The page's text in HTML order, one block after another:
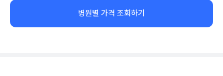
병원별 가격 조회하기